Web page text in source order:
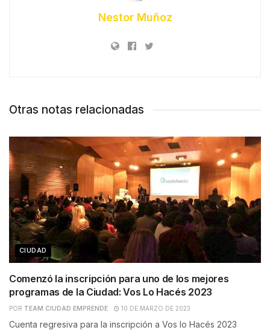
Nestor Muñoz
Otras notas relacionadas
CIUDAD
Comenzó la inscripción para uno de los mejores
programas de la Ciudad: Vos Lo Hacés 2023
POR TEAM CIUDAD EMPRENDE 10 DE MARZO DE 2023
Cuenta regresiva para la inscripción a Vos lo Hacés 2023